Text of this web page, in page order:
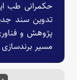
تدوین سند
پژوهش و
مسیر